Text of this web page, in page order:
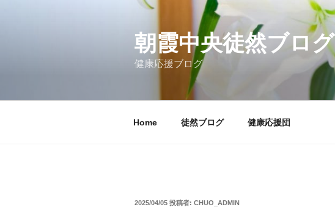
朝霞中央徒然ブログ
健康応援ブログ
Home 徒然ブログ 健康応援団
投
2025/04/05 投稿者: CHUO_ADMIN